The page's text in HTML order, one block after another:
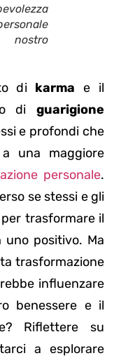
di karma e il
di guarigione
e profondi che
una maggiore
personale.
se stessi e gli
trasformare il
uno positivo. Ma
trasformazione
influenzare
benessere e il
Riflettere su
a esplorare